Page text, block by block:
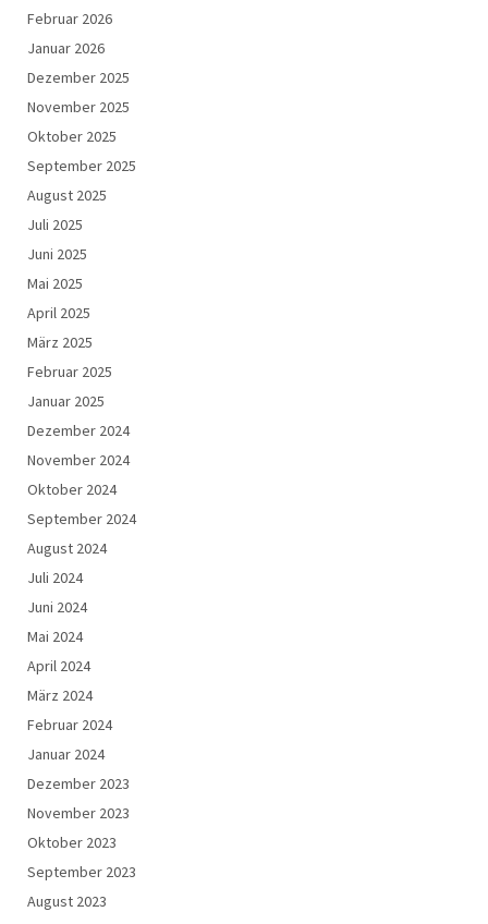
Februar 2026
Januar 2026
Dezember 2025
November 2025
Oktober 2025
September 2025
August 2025
Juli 2025
Juni 2025
Mai 2025
April 2025
März 2025
Februar 2025
Januar 2025
Dezember 2024
November 2024
Oktober 2024
September 2024
August 2024
Juli 2024
Juni 2024
Mai 2024
April 2024
März 2024
Februar 2024
Januar 2024
Dezember 2023
November 2023
Oktober 2023
September 2023
August 2023